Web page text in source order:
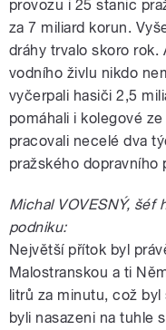
provozu i 25 stanic
za 7 miliard korun.
dráhy trvalo skoro rok.
vodního živlu nikdo
vyčerpali hasiči 2,5
pomáhali i kolegové
pracovali necelé dva
pražského dopravního
Michal VOVESNÝ, šéf
podniku:
Největší přítok byl
Malostranskou a ti
litrů za minutu, což
byli nasazeni na tuhle